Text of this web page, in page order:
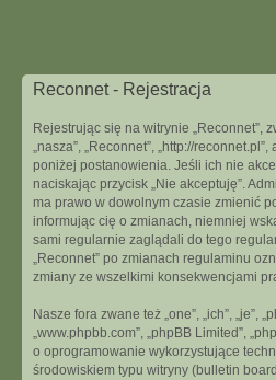
Reconnet - Rejestracja
Rejestrując się na witrynie „Reconnet”,
„nasza”, „Reconnet”, „http://
poniżej postanowienia. Jeśli ich nie
naciskając przycisk „Nie akceptuję”.
ma prawo w dowolnym czasie zmienić
informując cię o zmianach, niemniej
sami regularnie zaglądali do tego
„Reconnet” po zmianach regulaminu
zmiany ze wszelkimi konsekwencjami
Nasze fora zwane też „one”, „ich”, „je”,
„www.phpbb.com”, „phpBB Limited”,
o oprogramowanie wykorzystujące
środowiskiem typu witryny (bulletin